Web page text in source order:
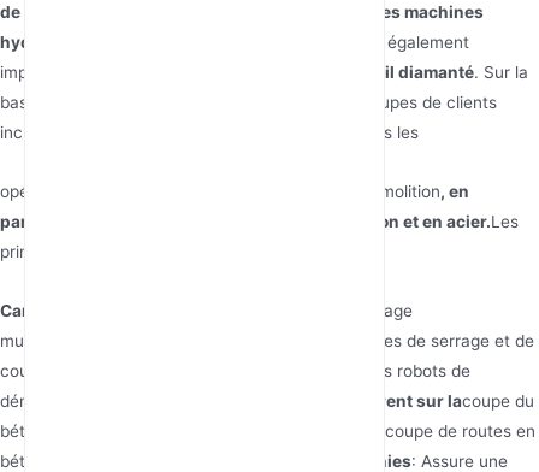
de sauvetage multifonctionnels Bory et de petites machines
hydrauliques de serrage et de coupe
, et ils sont également
impliqués dans la
technologie intégrée de scie à fil diamanté. Sur la
base de la description de leurs produits, leurs groupes de clients
incluent probablement des entités impliquées dans les
opérations de sauvetage, la construction et la démolition, en
particulier celles traitant des structures en béton et en acier.Les
principaux produits de l'entreprise incluent des
Caractéristiques des Produits :
robots de sauvetage
multifonctionnels, de petites machines hydrauliques de serrage et de
coupe, des scies murales, des scies à câble et des robots de
démantèlement
. Leurs technologies se concentrent sur lacoupe du
béton, la coupe du béton avec plaques d'acier, la coupe de routes en
béton et la démolition du béton
Les sources fournies: Assure une